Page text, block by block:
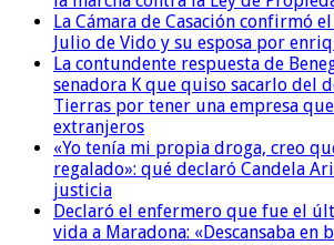
La Cámara de Casación confirmó
Julio de Vido y su esposa por
La contundente respuesta de
senadora K que quiso sacarlo del
Tierras por tener una empresa
extranjeros
«Yo tenía mi propia droga, creo
regalado»: qué declaró Candela
justicia
Declaró el enfermero que fue el
vida a Maradona: «Descansaba en